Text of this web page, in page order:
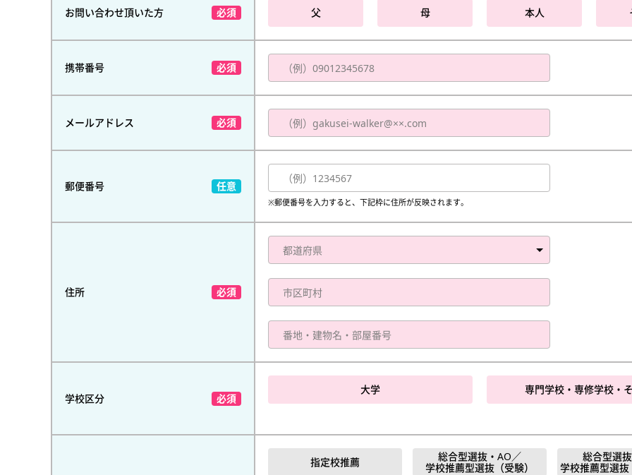
お問い合わせ頂いた方 父 母 本人
携帯番号
メールアドレス
郵便番号
※郵便番号を入力すると、下記枠に住所が反映されます。
住所
学校区分
大学 専門学校・専修学校・
指定校推薦
総合型選抜・AO／
学校推薦型選抜（受験）
総合型選
学校推薦型選